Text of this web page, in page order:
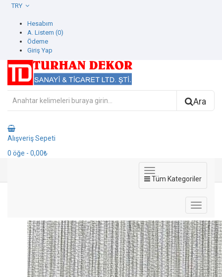
Hesabım
A. Listem (0)
Ödeme
Giriş Yap
Ara
Alışveriş Sepeti
0 öğe - 0,00₺
Tüm Kategoriler